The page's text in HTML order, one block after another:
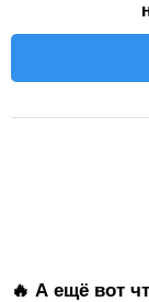
🔥 А ещё вот